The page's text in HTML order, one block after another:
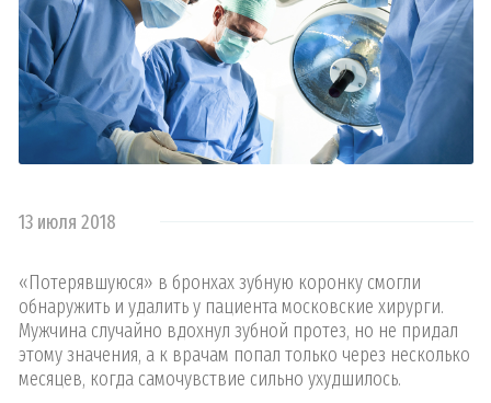
13 июля 2018
«Потерявшуюся» в бронхах зубную коронку смогли
обнаружить и удалить у пациента московские хирурги.
Мужчина случайно вдохнул зубной протез, но не придал
этому значения, а к врачам попал только через несколько
месяцев, когда самочувствие сильно ухудшилось.